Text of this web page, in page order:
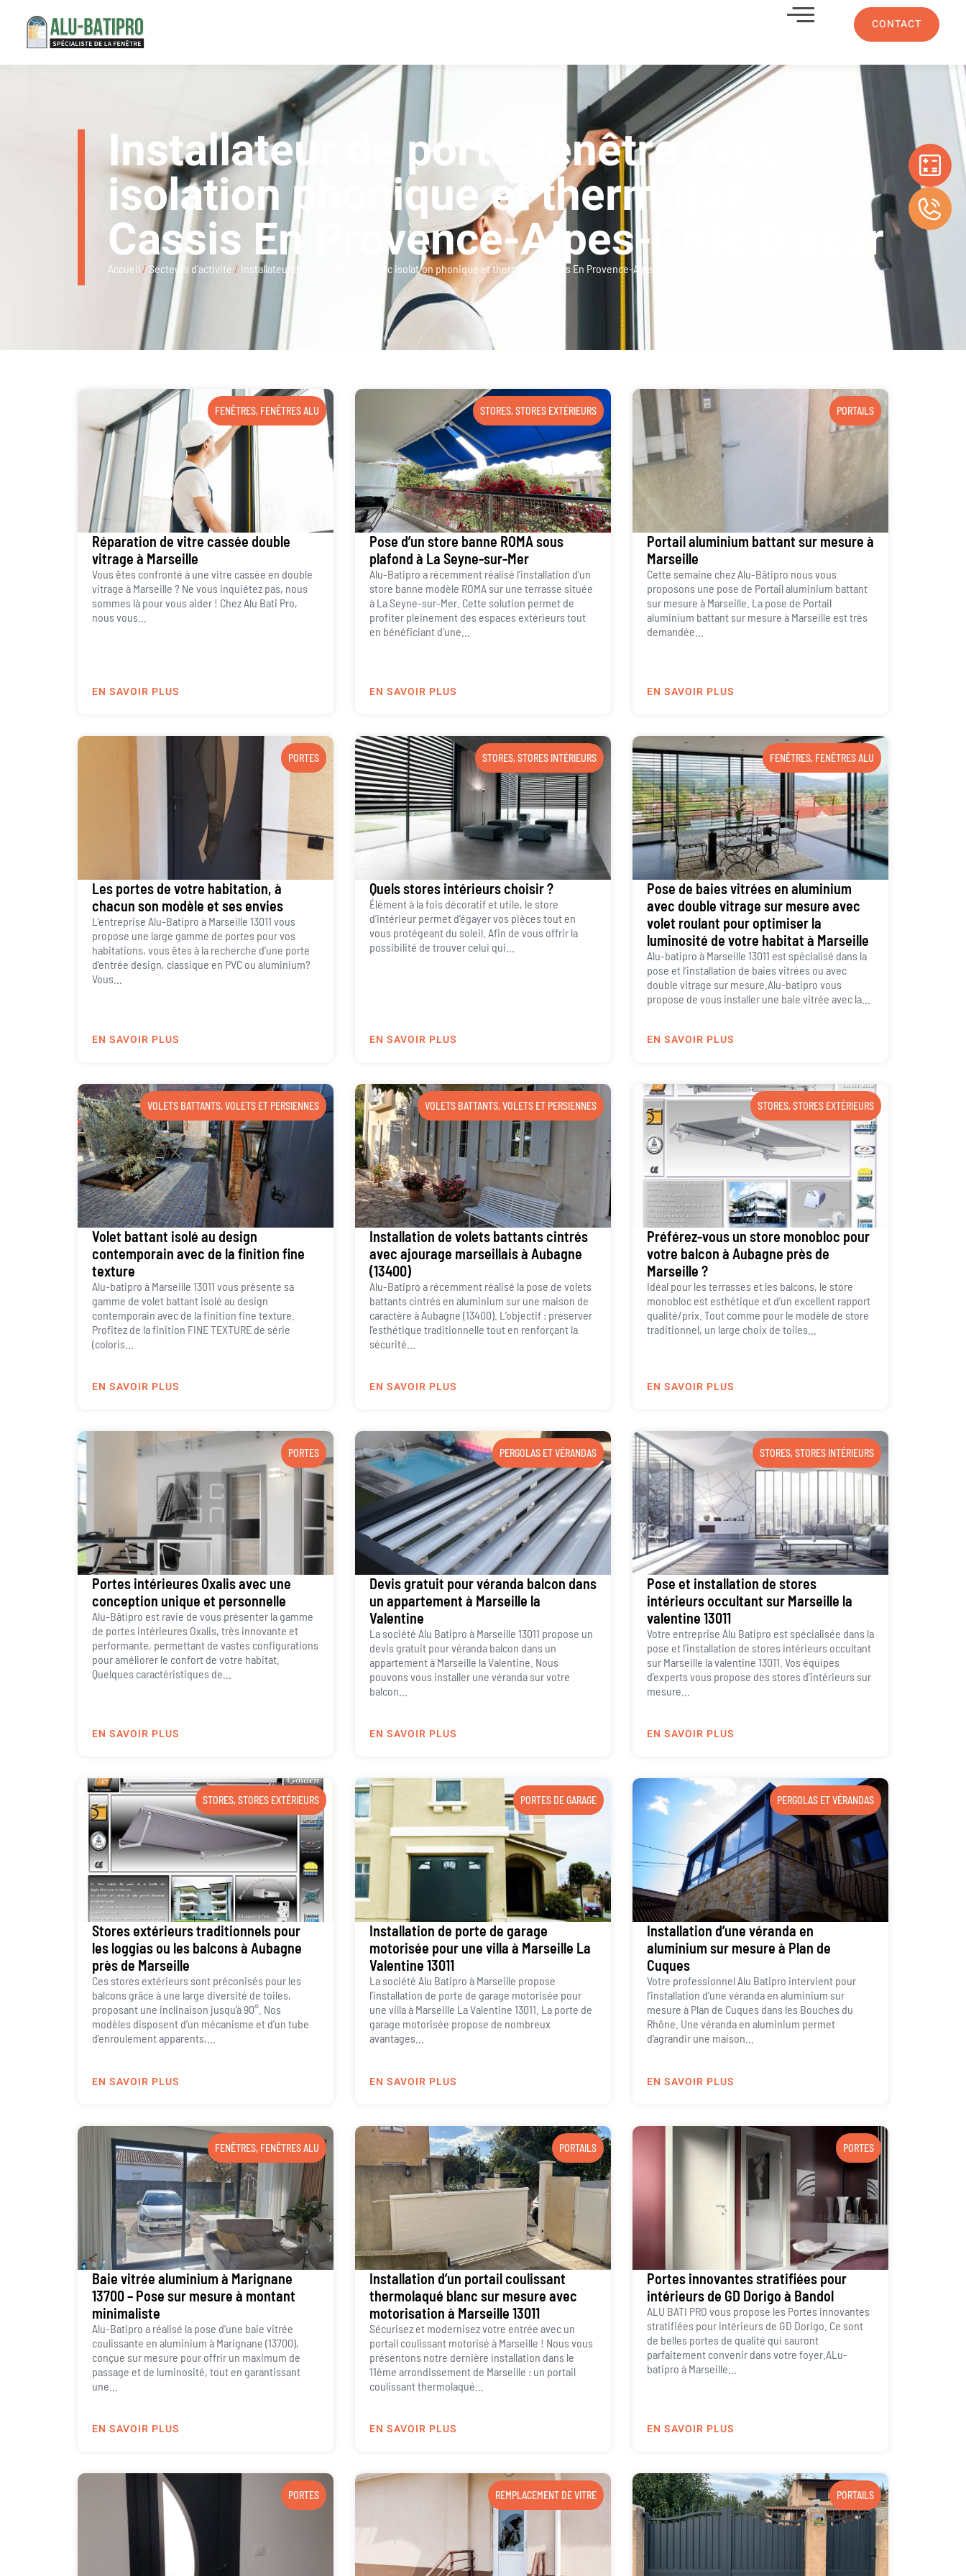
CONTACT
Installateur de porte-fenêtre avec
isolation phonique et thermique
Cassis En Provence-Alpes-Côte D’azur
Accueil / Secteurs d'activité / Installateur de porte-fenêtre avec isolation phonique et thermique Cassis En Provence-Alpes-Côte D’azur
FENÊTRES, FENÊTRES ALU
Réparation de vitre cassée double
vitrage à Marseille
Vous êtes confronté à une vitre cassée en double
vitrage à Marseille ? Ne vous inquiétez pas, nous
sommes là pour vous aider ! Chez Alu Bati Pro,
nous vous...
EN SAVOIR PLUS
STORES,STORES EXTÉRIEURS
Pose d’un store banne ROMA sous
plafond à La Seyne-sur-Mer
Alu-Batipro a récemment réalisé l’installation d’un
store banne modèle ROMA sur une terrasse située
à La Seyne-sur-Mer. Cette solution permet de
profiter pleinement des espaces extérieurs tout
en bénéficiant d’une...
EN SAVOIR PLUS
PORTAILS
Portail aluminium battant sur mesure à
Marseille
Cette semaine chez Alu-Bâtipro nous vous
proposons une pose de Portail aluminium battant
sur mesure à Marseille. La pose de Portail
aluminium battant sur mesure à Marseille est très
demandée...
EN SAVOIR PLUS
PORTES
Les portes de votre habitation, à
chacun son modèle et ses envies
L’entreprise Alu-Batipro à Marseille 13011 vous
propose une large gamme de portes pour vos
habitations, vous êtes à la recherche d’une porte
d’entrée design, classique en PVC ou aluminium?
Vous...
EN SAVOIR PLUS
STORES,STORES INTÉRIEURS
Quels stores intérieurs choisir ?
Élément à la fois décoratif et utile, le store
d’intérieur permet d’égayer vos pièces tout en
vous protégeant du soleil. Afin de vous offrir la
possibilité de trouver celui qui...
EN SAVOIR PLUS
FENÊTRES, FENÊTRES ALU
Pose de baies vitrées en aluminium
avec double vitrage sur mesure avec
volet roulant pour optimiser la
luminosité de votre habitat à Marseille
Alu-batipro à Marseille 13011 est spécialisé dans la
pose et l’installation de baies vitrées ou avec
double vitrage sur mesure.Alu-batipro vous
propose de vous installer une baie vitrée avec la...
EN SAVOIR PLUS
VOLETS BATTANTS,VOLETS ET PERSIENNES
Volet battant isolé au design
contemporain avec de la finition fine
texture
Alu-batipro à Marseille 13011 vous présente sa
gamme de volet battant isolé au design
contemporain avec de la finition fine texture.
Profitez de la finition FINE TEXTURE de série
(coloris...
EN SAVOIR PLUS
VOLETS BATTANTS,VOLETS ET PERSIENNES
Installation de volets battants cintrés
avec ajourage marseillais à Aubagne
(13400)
Alu-Batipro a récemment réalisé la pose de volets
battants cintrés en aluminium sur une maison de
caractère à Aubagne (13400). L’objectif : préserver
l’esthétique traditionnelle tout en renforçant la
sécurité...
EN SAVOIR PLUS
STORES,STORES EXTÉRIEURS
Préférez-vous un store monobloc pour
votre balcon à Aubagne près de
Marseille ?
Idéal pour les terrasses et les balcons, le store
monobloc est esthétique et d’un excellent rapport
qualité/prix. Tout comme pour le modèle de store
traditionnel, un large choix de toiles...
EN SAVOIR PLUS
PORTES
Portes intérieures Oxalis avec une
conception unique et personnelle
Alu-Bâtipro est ravie de vous présenter la gamme
de portes intérieures Oxalis, très innovante et
performante, permettant de vastes configurations
pour améliorer le confort de votre habitat.
Quelques caractéristiques de...
EN SAVOIR PLUS
PERGOLAS ET VÉRANDAS
Devis gratuit pour véranda balcon dans
un appartement à Marseille la
Valentine
La société Alu Batipro à Marseille 13011 propose un
devis gratuit pour véranda balcon dans un
appartement à Marseille la Valentine. Nous
pouvons vous installer une véranda sur votre
balcon...
EN SAVOIR PLUS
STORES,STORES INTÉRIEURS
Pose et installation de stores
intérieurs occultant sur Marseille la
valentine 13011
Votre entreprise Alu Batipro est spécialisée dans la
pose et l’installation de stores intérieurs occultant
sur Marseille la valentine 13011. Vos équipes
d’experts vous propose des stores d’intérieurs sur
mesure...
EN SAVOIR PLUS
STORES,STORES EXTÉRIEURS
Stores extérieurs traditionnels pour
les loggias ou les balcons à Aubagne
près de Marseille
Ces stores extérieurs sont préconisés pour les
balcons grâce à une large diversité de toiles,
proposant une inclinaison jusqu’à 90°. Nos
modèles disposent d’un mécanisme et d’un tube
d’enroulement apparents,...
EN SAVOIR PLUS
PORTES DE GARAGE
Installation de porte de garage
motorisée pour une villa à Marseille La
Valentine 13011
La société Alu Batipro à Marseille propose
l’installation de porte de garage motorisée pour
une villa à Marseille La Valentine 13011. La porte de
garage motorisée propose de nombreux
avantages...
EN SAVOIR PLUS
PERGOLAS ET VÉRANDAS
Installation d’une véranda en
aluminium sur mesure à Plan de
Cuques
Votre professionnel Alu Batipro intervient pour
l’installation d’une véranda en aluminium sur
mesure à Plan de Cuques dans les Bouches du
Rhône. Une véranda en aluminium permet
d’agrandir une maison...
EN SAVOIR PLUS
FENÊTRES, FENÊTRES ALU
Baie vitrée aluminium à Marignane
13700 – Pose sur mesure à montant
minimaliste
Alu-Batipro a réalisé la pose d’une baie vitrée
coulissante en aluminium à Marignane (13700),
conçue sur mesure pour offrir un maximum de
passage et de luminosité, tout en garantissant
une...
EN SAVOIR PLUS
PORTAILS
Installation d’un portail coulissant
thermolaqué blanc sur mesure avec
motorisation à Marseille 13011
Sécurisez et modernisez votre entrée avec un
portail coulissant motorisé à Marseille ! Nous vous
présentons notre dernière installation dans le
11ème arrondissement de Marseille : un portail
coulissant thermolaqué...
EN SAVOIR PLUS
PORTES
Portes innovantes stratifiées pour
intérieurs de GD Dorigo à Bandol
ALU BATI PRO vous propose les Portes innovantes
stratifiées pour intérieurs de GD Dorigo. Ce sont
de belles portes de qualité qui sauront
parfaitement convenir dans votre foyer.ALu-
batipro à Marseille...
EN SAVOIR PLUS
PORTES REMPLACEMENT DE VITRE PORTAILS